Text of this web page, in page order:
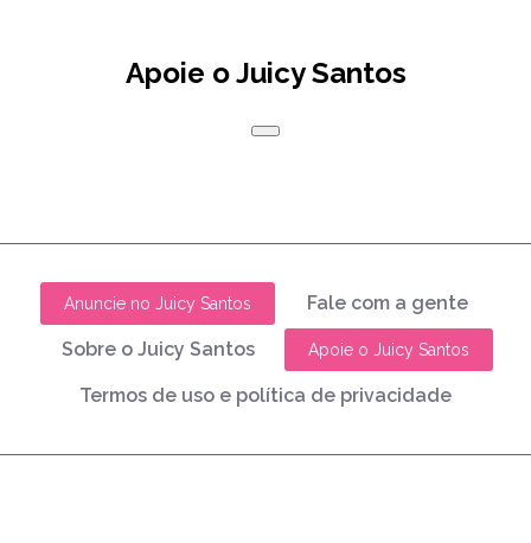
Apoie o Juicy Santos
Anuncie no Juicy Santos Fale com a gente
Sobre o Juicy Santos Apoie o Juicy Santos
Termos de uso e política de privacidade